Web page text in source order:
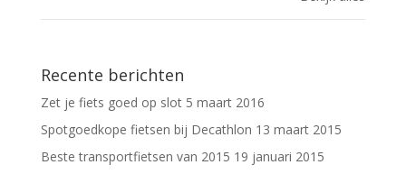
Recente berichten
Zet je fiets goed op slot 5 maart 2016
Spotgoedkope fietsen bij Decathlon 13 maart 2015
Beste transportfietsen van 2015 19 januari 2015